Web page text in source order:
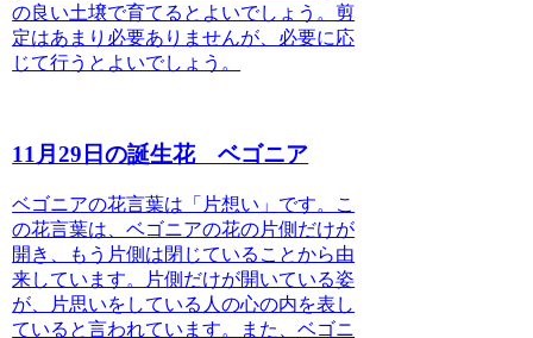
の良い土壌で育てるとよいでしょう。剪
定はあまり必要ありませんが、必要に応
じて行うとよいでしょう。
11月29日の誕生花 ベゴニア
ベゴニアの花言葉は「片想い」 です。こ
の花言葉は、ベゴニアの花の片側だけが
開き、もう片側は閉じていることから由
来しています。片側だけが開いている姿
が、片思いをしている人の心の内を表し
ていると言われています。また、ベゴニ